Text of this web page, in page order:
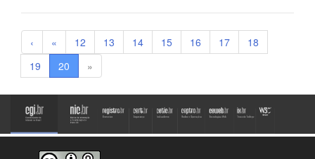
‹ « 12 13 14 15 16 17
18
19
20 »